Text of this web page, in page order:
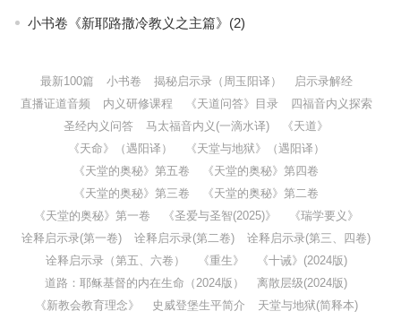
小书卷《新耶路撒冷教义之主篇》(2)
最新100篇 小书卷 揭秘启示录（周玉阳译）
启示录解经
直播证道音频
内义研修课程 《天道问答》目录
四福音内义探索
圣经内义问答
马太福音内义(一滴水译)
《天道》
《天命》（遇阳译）
《天堂与地狱》（遇阳译）
《天堂的奥秘》第五卷
《天堂的奥秘》第四卷
《天堂的奥秘》第三卷
《天堂的奥秘》第二卷
《天堂的奥秘》第一卷
《圣爱与圣智(2025)》
《瑞学要义》
诠释启示录(第一卷)
诠释启示录(第二卷)
诠释启示录(第三、四卷)
诠释启示录（第五、六卷）
《重生》
《十诫》(2024版)
道路：耶稣基督的内在生命（2024版）
离散层级(2024版)
《新教会教育理念》
史威登堡生平简介 天堂与地狱(简释本)